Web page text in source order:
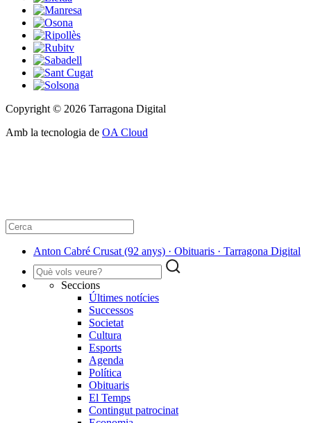
Copyright © 2026 Tarragona Digital
Amb la tecnologia de OA Cloud
Anton Cabré Crusat (92 anys) · Obituaris · Tarragona Digital
Seccions
Últimes notícies
Successos
Societat
Cultura
Esports
Agenda
Política
Obituaris
El Temps
Contingut patrocinat